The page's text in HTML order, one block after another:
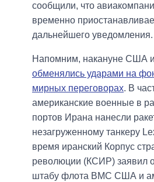
сообщили, что
временно
дальнейшего уведомления.
Напомним, накануне США
обменялись ударами на
мирных переговорах. В
американские военные в
портов Ирана нанесли
незагруженному танкеру
время иранский Корпус
революции (КСИР) заявил
штабу флота ВМС США и